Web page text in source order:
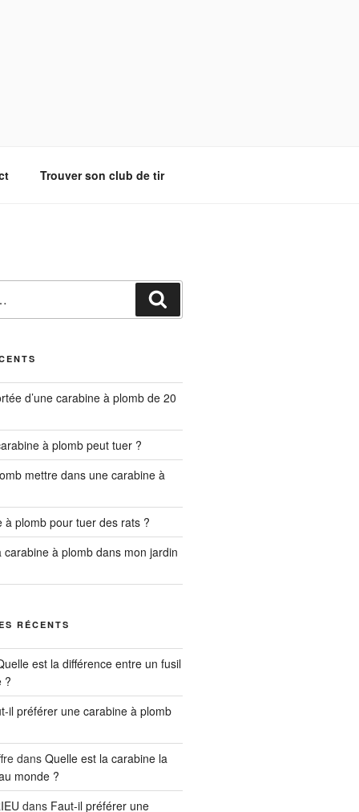
Trouver son club de tir
d’une carabine à plomb de 20
à plomb peut tuer ?
mettre dans une carabine à
à plomb pour tuer des rats ?
carabine à plomb dans mon jardin
RÉCENTS
est la différence entre un fusil
?
il préférer une carabine à plomb
dans Quelle est la carabine la
monde ?
dans Faut-il préférer une